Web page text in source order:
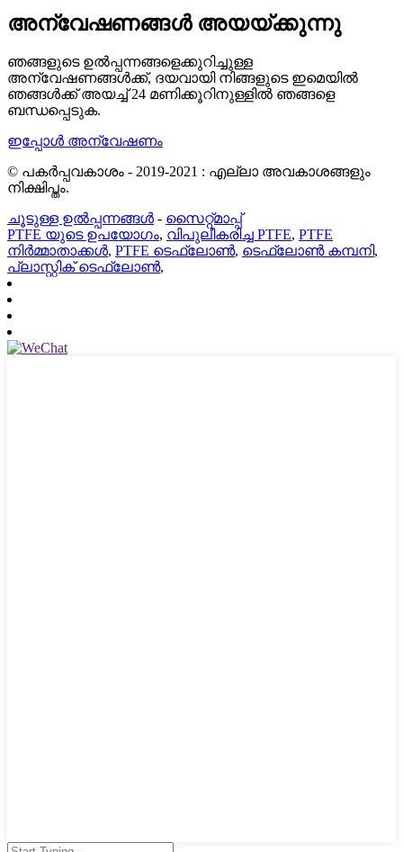
അന്വേഷണങ്ങൾ അയയ്ക്കുന്നു
ഞങ്ങളുടെ ഉൽപ്പന്നങ്ങളെക്കുറിച്ചുള്ള
അന്വേഷണങ്ങൾക്ക്, ദയവായി നിങ്ങളുടെ ഇമെയിൽ
ഞങ്ങൾക്ക് അയച്ച് 24 മണിക്കൂറിനുള്ളിൽ ഞങ്ങളെ
ബന്ധപ്പെടുക.
ഇപ്പോൾ അന്വേഷണം
© പകർപ്പവകാശം - 2019-2021 : എല്ലാ അവകാശങ്ങളും
നിക്ഷിപ്തം.
ചൂടുള്ള ഉൽപ്പന്നങ്ങൾ - സൈറ്റ്മാപ്പ്
PTFE യുടെ ഉപയോഗം, വിപുലീകരിച്ച PTFE, PTFE
നിർമ്മാതാക്കൾ, PTFE ടെഫ്ലോൺ, ടെഫ്ലോൺ കമ്പനി,
പ്ലാസ്റ്റിക് ടെഫ്ലോൺ,